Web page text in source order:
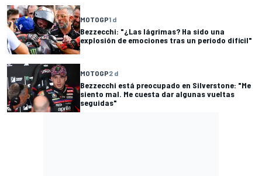
MOTOGP1 d
Bezzecchi: "¿Las lágrimas? Ha sido una
explosión de emociones tras un periodo difícil"
MOTOGP2 d
Bezzecchi está preocupado en Silverstone: "Me
siento mal. Me cuesta dar algunas vueltas
seguidas"